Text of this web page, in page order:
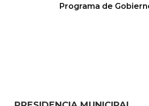
Programa de